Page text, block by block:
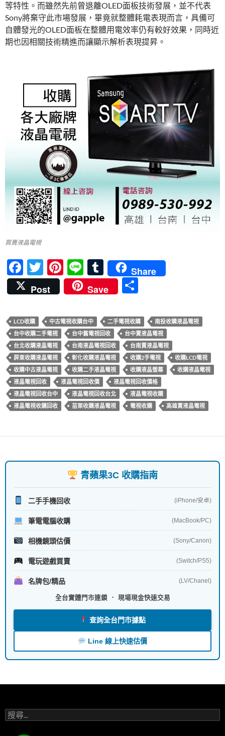
等特性。而雖然先前曾退離OLED面板技術發展，並不代表
Sony將棄守此市場發展，畢竟就整體耗電表現而言，具備可
自體發光的OLED面板在整體用電效率仍有較好效果，同時近
期也因相關技術精進而讓顯示解析表現提昇。
買賣液晶電視
F
ac
e
b
o
o
k
T
w
itt
er
Pi
nt
er
es
t
Li
n
e
T
u
m
bl
r
Share
Post
Save
LCD收購 中古電視收購台中 二手電視收購
南投收購液晶電視
台中收購二手電視
台中舊電視回收
台中賣液晶電視
台北收購液晶電視
台南液晶電視回收
台南賣液晶電視
屏東收購液晶電視
彰化收購液晶電視 收購2手電視
收購LCD電視
收購中古液晶電視
收購二手液晶電視 收購液晶螢幕
收購液晶電視
液晶電視回收
液晶電視回收價
液晶電視回收價格
液晶電視回收台中
液晶電視回收台北
液晶電視收購
液晶電視收購回收
苗栗收購液晶電視 電視收購 高雄賣液晶電視
青蘋果3C 收購指南
二手手機回收 (iPhone/安卓)
筆電電腦收購 (MacBook/PC)
相機鏡頭估價 (Sony/Canon)
電玩遊戲買賣 (Switch/PS5)
名牌包/精品 (LV/Chanel)
全台實體門市連鎖 ． 現場現金快速交易
查詢全台門市據點
Line 線上快速估價
搜
尋